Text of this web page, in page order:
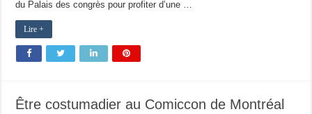
du Palais des congrès pour profiter d’une …
Lire +
Être costumadier au Comiccon de Montréal